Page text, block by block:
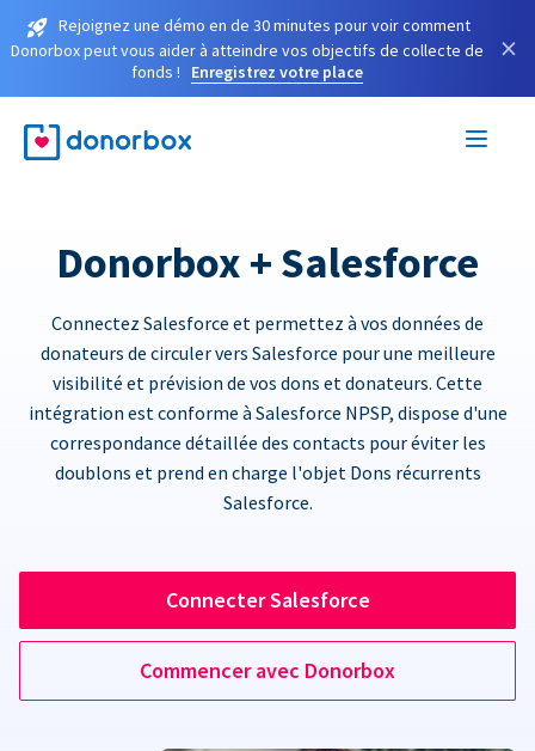
Rejoignez une démo en de 30 minutes pour voir comment
Donorbox peut vous aider à atteindre vos objectifs de collecte de
fonds !
Enregistrez votre place
×
Donorbox + Salesforce
Connectez Salesforce et permettez à vos données de
donateurs de circuler vers Salesforce pour une meilleure
visibilité et prévision de vos dons et donateurs. Cette
intégration est conforme à Salesforce NPSP, dispose d'une
correspondance détaillée des contacts pour éviter les
doublons et prend en charge l'objet Dons récurrents
Salesforce.
Connecter Salesforce
Commencer avec Donorbox